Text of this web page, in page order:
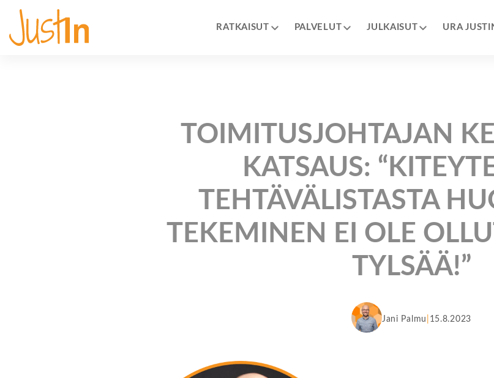
RATKAISUT PALVELUT JULKAISUT URA
TOIMITUSJOHTAJAN
KATSAUS:
TEHTÄVÄLISTASTA
TEKEMINEN EI OLE
TYLSÄÄ!”
Jani Palmu 15.8.2023